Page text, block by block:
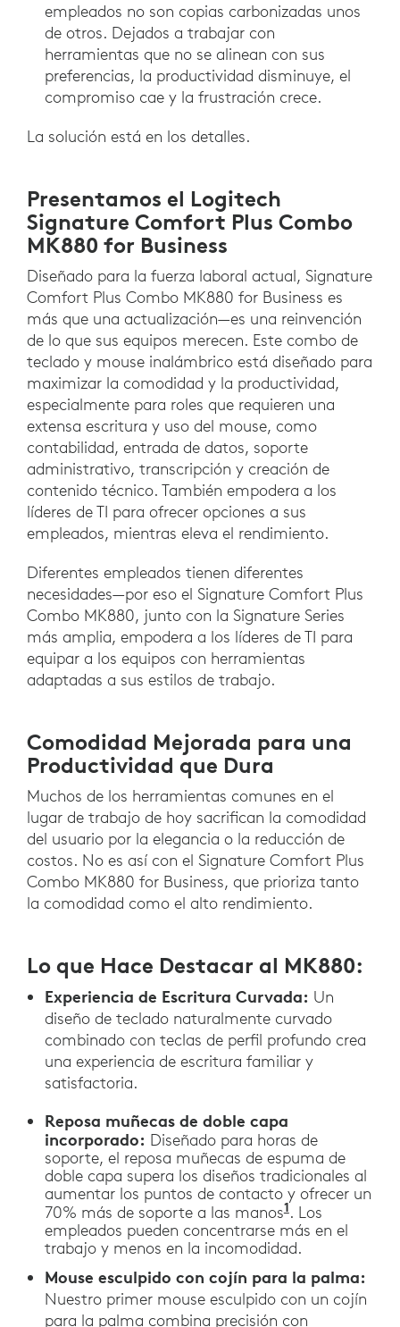
empleados no son copias carbonizadas unos
de otros. Dejados a trabajar con
herramientas que no se alinean con sus
preferencias, la productividad disminuye, el
compromiso cae y la frustración crece.
La solución está en los detalles.
Presentamos el Logitech
Signature Comfort Plus Combo
MK880 for Business
Diseñado para la fuerza laboral actual, Signature
Comfort Plus Combo MK880 for Business es
más que una actualización—es una reinvención
de lo que sus equipos merecen. Este combo de
teclado y mouse inalámbrico está diseñado para
maximizar la comodidad y la productividad,
especialmente para roles que requieren una
extensa escritura y uso del mouse, como
contabilidad, entrada de datos, soporte
administrativo, transcripción y creación de
contenido técnico. También empodera a los
líderes de TI para ofrecer opciones a sus
empleados, mientras eleva el rendimiento.
Diferentes empleados tienen diferentes
necesidades—por eso el Signature Comfort Plus
Combo MK880, junto con la Signature Series
más amplia, empodera a los líderes de TI para
equipar a los equipos con herramientas
adaptadas a sus estilos de trabajo.
Comodidad Mejorada para una
Productividad que Dura
Muchos de los herramientas comunes en el
lugar de trabajo de hoy sacrifican la comodidad
del usuario por la elegancia o la reducción de
costos. No es así con el Signature Comfort Plus
Combo MK880 for Business, que prioriza tanto
la comodidad como el alto rendimiento.
Lo que Hace Destacar al MK880:
Experiencia de Escritura Curvada: Un
diseño de teclado naturalmente curvado
combinado con teclas de perfil profundo crea
una experiencia de escritura familiar y
satisfactoria.
Reposa muñecas de doble capa
incorporado: Diseñado para horas de
soporte, el reposa muñecas de espuma de
doble capa supera los diseños tradicionales al
aumentar los puntos de contacto y ofrecer un
70% más de soporte a las manos1. Los
empleados pueden concentrarse más en el
trabajo y menos en la incomodidad.
Mouse esculpido con cojín para la palma:
Nuestro primer mouse esculpido con un cojín
para la palma combina precisión con